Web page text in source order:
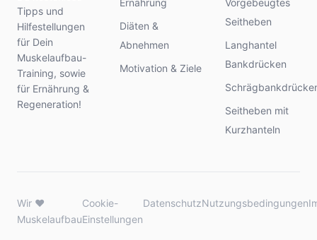
Tipps und
Hilfestellungen
für Dein
Muskelaufbau-
Training, sowie
für Ernährung &
Regeneration!
Ernährung
Diäten &
Abnehmen
Motivation & Ziele
Vorgebeugtes
Seitheben
Langhantel
Bankdrücken
Seitheben mit
Kurzhanteln
Wir ♥
Muskelaufbau
Cookie-
Einstellungen
DatenschutzNutzungsbedingungen